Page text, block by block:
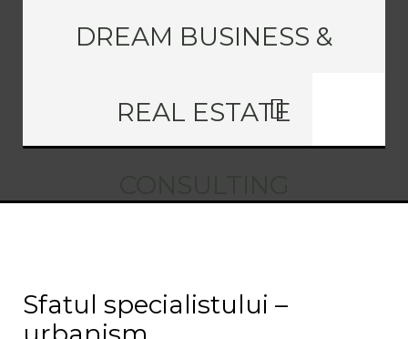
DREAM BUSINESS &
REAL ESTATE
Sfatul specialistului –